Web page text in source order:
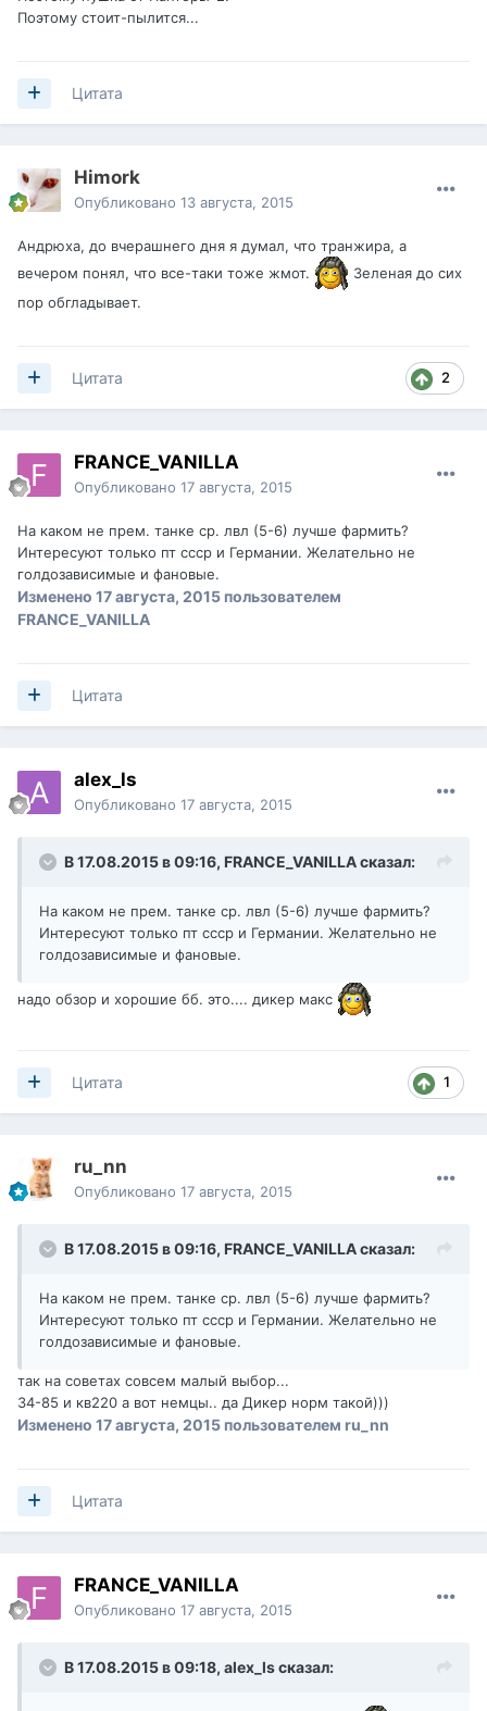
Поэтому стоит-пылится...
Цитата
Himork
Опубликовано 13 августа, 2015
Андрюха, до вчерашнего дня я думал, что транжира, а
вечером понял, что все-таки тоже жмот.
Зеленая до сих
пор обгладывает.
2
Цитата
FRANCE_VANILLA
Опубликовано 17 августа, 2015
На каком не прем. танке ср. лвл (5-6) лучше фармить?
Интересуют только пт ссср и Германии. Желательно не
голдозависимые и фановые.
Изменено 17 августа, 2015 пользователем
FRANCE_VANILLA
Цитата
alex_ls
Опубликовано 17 августа, 2015
В 17.08.2015 в 09:16, FRANCE_VANILLAсказал:
На каком не прем. танке ср. лвл (5-6) лучше фармить?
Интересуют только пт ссср и Германии. Желательно не
голдозависимые и фановые.
надо обзор и хорошие бб. это.... дикер макс
1
Цитата
ru_nn
Опубликовано 17 августа, 2015
В 17.08.2015 в 09:16, FRANCE_VANILLAсказал:
На каком не прем. танке ср. лвл (5-6) лучше фармить?
Интересуют только пт ссср и Германии. Желательно не
голдозависимые и фановые.
так на советах совсем малый выбор...
34-85 и кв220 а вот немцы.. да Дикер норм такой)))
Изменено 17 августа, 2015 пользователем ru_nn
Цитата
FRANCE_VANILLA
Опубликовано 17 августа, 2015
В 17.08.2015 в 09:18, alex_lsсказал: